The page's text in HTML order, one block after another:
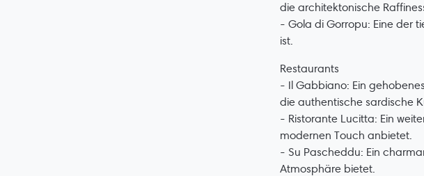
die architektonische
- Gola di Gorropu: Eine der
ist.
Restaurants
- Il Gabbiano: Ein
die authentische sardische
- Ristorante Lucitta: Ein
modernen Touch anbietet.
- Su Pascheddu: Ein
Atmosphäre bietet.